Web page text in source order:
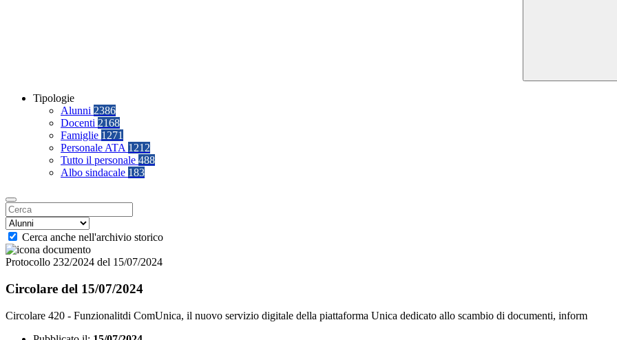
Tipologie
Alunni 2386
Docenti 2168
Famiglie 1271
Personale ATA 1212
Tutto il personale 488
Albo sindacale 183
Cerca anche nell'archivio storico
Protocollo 232/2024 del 15/07/2024
Circolare del 15/07/2024
Circolare 420 - Funzionalitdi ComUnica, il nuovo servizio digitale della piattaforma Unica dedicato allo scambio di documenti, inform